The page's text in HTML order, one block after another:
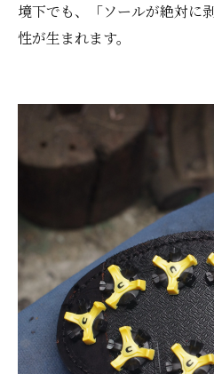
境下でも、「ソールが絶対に
性が生まれます。